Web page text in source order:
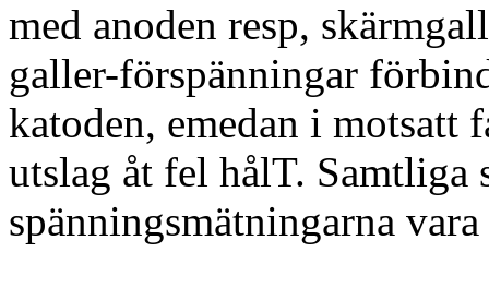
med anoden resp,
galler-förspänningar
katoden, emedan i motsatt
utslag åt fel hålT.
spänningsmätningarna